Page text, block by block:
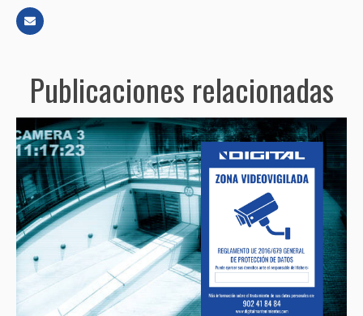
Publicaciones relacionadas